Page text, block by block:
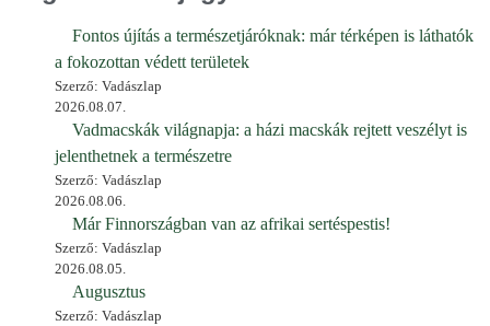
Fontos újítás a természetjáróknak: már térképen is láthatók
a fokozottan védett területek
Szerző: Vadászlap
2026.08.07.
Vadmacskák világnapja: a házi macskák rejtett veszélyt is
jelenthetnek a természetre
Szerző: Vadászlap
2026.08.06.
Már Finnországban van az afrikai sertéspestis!
Szerző: Vadászlap
2026.08.05.
Augusztus
Szerző: Vadászlap